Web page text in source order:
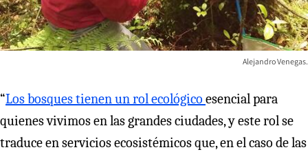
Alejandro Venegas.
“Los bosques tienen un rol ecológico esencial para
quienes vivimos en las grandes ciudades, y este rol se
traduce en servicios ecosistémicos que, en el caso de las